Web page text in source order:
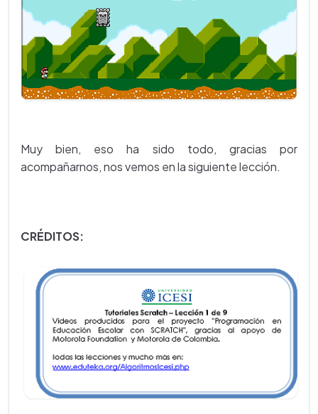
Muy bien, eso ha sido todo, gracias por
acompañarnos, nos vemos en la siguiente lección.
CRÉDITOS: